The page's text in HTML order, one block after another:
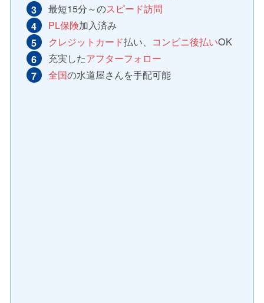
最短15分～のスピード訪問
PL保険加入済み
クレジットカード払い、 コンビニ後払いOK
充実したアフターフォロー
全国の水道屋さんを手配可能